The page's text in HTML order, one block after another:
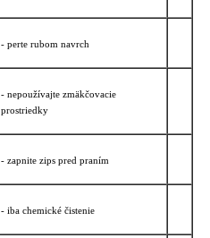
- perte rubom navrch
- nepoužívajte zmäkčovacie
prostriedky
- zapnite zips pred praním
- iba chemické čistenie